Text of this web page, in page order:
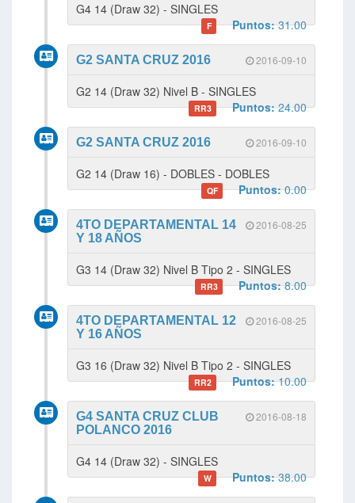
G4 14 (Draw 32) - SINGLES
F Puntos:31.00
2016-09-10
G2 SANTA CRUZ 2016
G2 14 (Draw 32) Nivel B - SINGLES
RR3 Puntos:24.00
2016-09-10
G2 SANTA CRUZ 2016
G2 14 (Draw 16) - DOBLES - DOBLES
QF Puntos:0.00
2016-08-25
4TO DEPARTAMENTAL 14
Y 18 AÑOS
G3 14 (Draw 32) Nivel B Tipo 2 - SINGLES
RR3 Puntos:8.00
2016-08-25
4TO DEPARTAMENTAL 12
Y 16 AÑOS
G3 16 (Draw 32) Nivel B Tipo 2 - SINGLES
RR2 Puntos:10.00
2016-08-18
G4 SANTA CRUZ CLUB
POLANCO 2016
G4 14 (Draw 32) - SINGLES
W Puntos:38.00